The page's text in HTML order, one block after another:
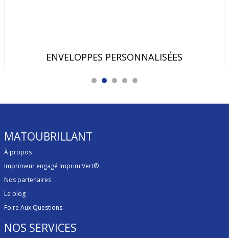
ENVELOPPES PERSONNALISÉES
MATOUBRILLANT
À propos
Imprimeur engagé Imprim'Vert®
Nos partenaires
Le blog
Foire Aux Questions
NOS SERVICES